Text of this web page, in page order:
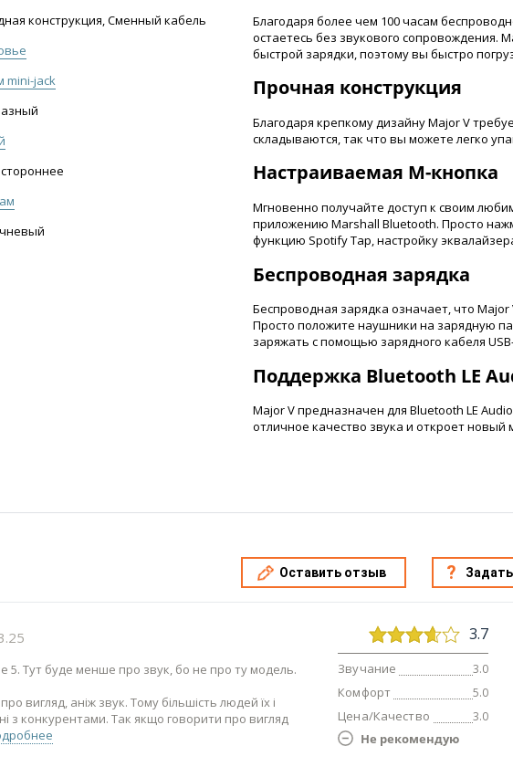
конструкция, Сменный кабель
mini-jack
Благодаря более чем 100 часам
остаетесь без звукового сопровождения.
быстрой зарядки, поэтому вы быстро
Прочная конструкция
Благодаря крепкому дизайну Major V
складываются, так что вы можете легко
Настраиваемая M-кнопка
Мгновенно получайте доступ к своим
приложению Marshall Bluetooth. Просто
функцию Spotify Tap, настройку
Беспроводная зарядка
Беспроводная зарядка означает, что Major
Просто положите наушники на зарядную
заряжать с помощью зарядного кабеля
Поддержка Bluetooth LE
Major V предназначен для Bluetooth LE
отличное качество звука и откроет
Оставить отзыв
5. Тут буде менше про звук, бо не про ту модель.
вигляд, аніж звук. Тому більшість людей їх і
з конкурентами. Так якщо говорити про вигляд
3.7
Звучание 3.0
Комфорт 5.0
Цена/Качество 3.0
Не рекомендую